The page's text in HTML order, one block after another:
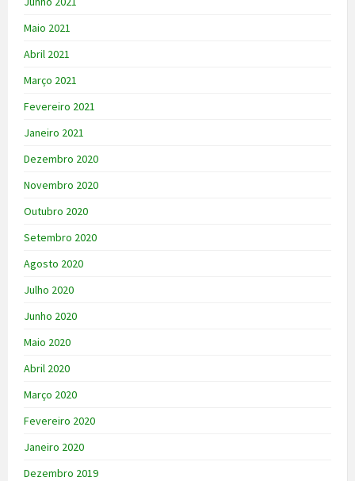
Maio 2021
Abril 2021
Março 2021
Fevereiro 2021
Janeiro 2021
Dezembro 2020
Novembro 2020
Outubro 2020
Setembro 2020
Agosto 2020
Julho 2020
Junho 2020
Maio 2020
Abril 2020
Março 2020
Fevereiro 2020
Janeiro 2020
Dezembro 2019